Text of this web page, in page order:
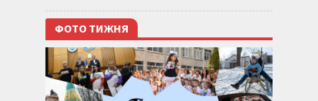
ФОТО ТИЖНЯ